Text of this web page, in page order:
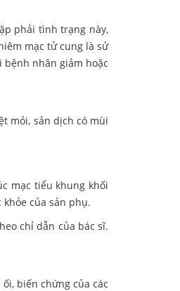
phải tình trạng này,
mạc tử cung là sử
nhân giảm hoặc
mỏi, sản dịch có mùi
mạc tiểu khung khối
của sản phụ.
chỉ dẫn của bác sĩ.
biến chứng của các